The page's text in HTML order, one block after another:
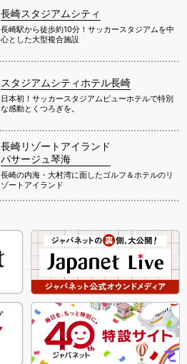
長崎スタジアムシティ
長崎駅から徒歩約10分！サッカースタジアムを中
心とした大型複合施設
スタジアムシティホテル長崎
日本初！サッカースタジアムビューホテルで特別
な感動とくつろぎを。
長崎リゾートアイランド
パサージュ琴海
長崎の内海・大村湾に面したゴルフ＆ホテルのリ
ゾートアイランド